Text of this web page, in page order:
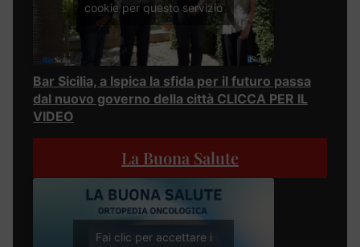
cookie per questo servizio
Bar Sicilia, a Ispica la sfida per il futuro passa
dal nuovo governo della città CLICCA PER IL
VIDEO
La Buona Salute
Fai clic per accettare i